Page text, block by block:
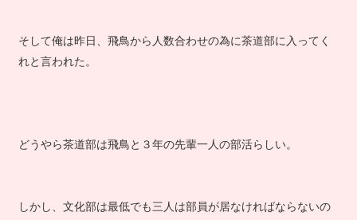
そして俺は昨日、飛鳥から人数合わせの為に茶道部に入ってく
れと言われた。
どうやら茶道部は飛鳥と３年の先輩一人の部活らしい。
しかし、文化部は最低でも三人は部員が居なければならないの